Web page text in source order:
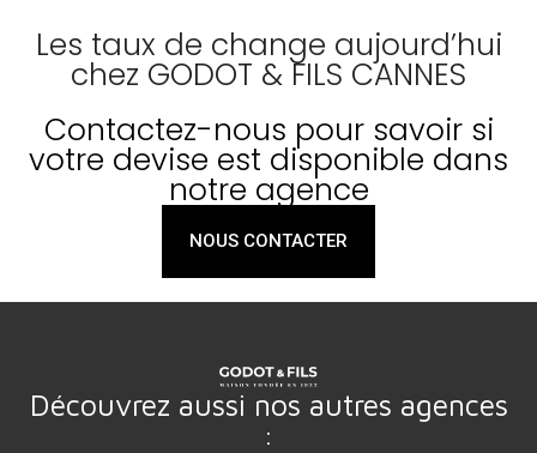
Les taux de change aujourd’hui
chez GODOT & FILS CANNES
Contactez-nous pour savoir si
votre devise est disponible dans
notre agence
NOUS CONTACTER
Découvrez aussi nos autres agences
: